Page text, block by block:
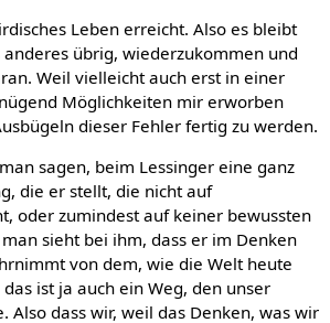
Leben erreicht. Also es bleibt
übrig, wiederzukommen und
Weil vielleicht auch erst in einer
Möglichkeiten mir erworben
dieser Fehler fertig zu werden.
sagen, beim Lessinger eine ganz
die er stellt, die nicht auf
oder zumindest auf keiner bewussten
sieht bei ihm, dass er im Denken
von dem, wie die Welt heute
ist ja auch ein Weg, den unser
Also dass wir, weil das Denken, was wir